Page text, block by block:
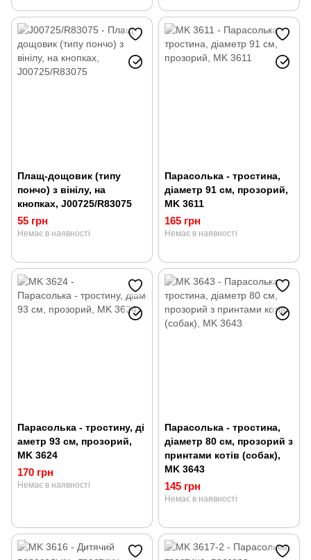
Плащ-дощовик (типу
пончо) з вінілу, на
кнопках, J00725/R83075
55 грн
Немає в наявності
Парасолька - тростина,
діаметр 91 см, прозорий,
MK 3611
165 грн
Немає в наявності
Парасолька - тростину, ді
аметр 93 см, прозорий,
MK 3624
170 грн
Немає в наявності
Парасолька - тростина,
діаметр 80 см, прозорий з
принтами котів (собак),
MK 3643
145 грн
Немає в наявності